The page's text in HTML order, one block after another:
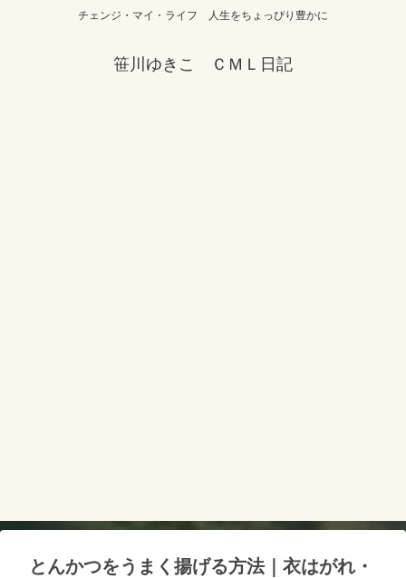
チェンジ・マイ・ライフ 人生をちょっぴり豊かに
笹川ゆきこ ＣＭＬ日記
とんかつをうまく揚げる方法｜衣はがれ・